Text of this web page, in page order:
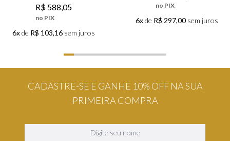
R$ 588,05
no PIX
6xde R$ 103,16sem juros
no PIX
6xde R$ 297,00sem juros
CADASTRE-SE E GANHE 10% OFF NA SUA
PRIMEIRA COMPRA